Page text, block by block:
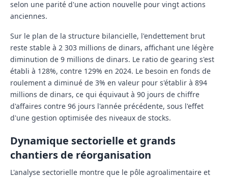
selon une parité d'une action nouvelle pour vingt actions
anciennes.
Sur le plan de la structure bilancielle, l'endettement brut
reste stable à 2 303 millions de dinars, affichant une légère
diminution de 9 millions de dinars. Le ratio de gearing s'est
établi à 128%, contre 129% en 2024. Le besoin en fonds de
roulement a diminué de 3% en valeur pour s'établir à 894
millions de dinars, ce qui équivaut à 90 jours de chiffre
d'affaires contre 96 jours l'année précédente, sous l'effet
d'une gestion optimisée des niveaux de stocks.
Dynamique sectorielle et grands
chantiers de réorganisation
L'analyse sectorielle montre que le pôle agroalimentaire et